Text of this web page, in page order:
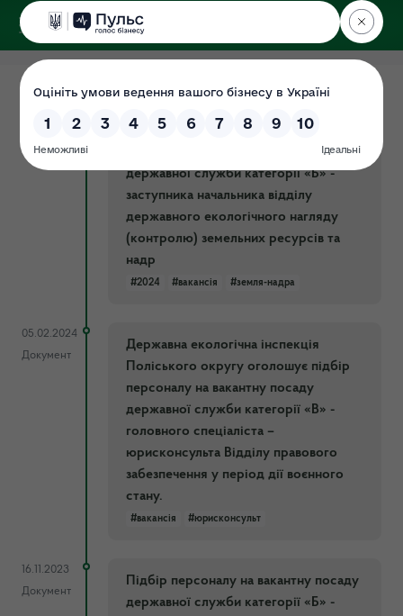
ДЕРЖЕКОІНСПЕКЦІЯ
Поліського округу
18.06.2024
Документ
Поліського округу оголошує підбір
державної служби категорії «Б» -
заступника начальника відділу
державного екологічного нагляду
(контролю) земельних ресурсів та
надр
#2024 #вакансія #земля-надра
05.02.2024
Документ
Державна екологічна інспекція
Поліського округу оголошує підбір
персоналу на вакантну посаду
державної служби категорії «В» -
головного спеціаліста –
юрисконсульта Відділу правового
забезпечення у період дії воєнного
стану.
#вакансія #юрисконсульт
16.11.2023
Документ
Підбір персоналу на вакантну посаду
державної служби категорії «Б» -